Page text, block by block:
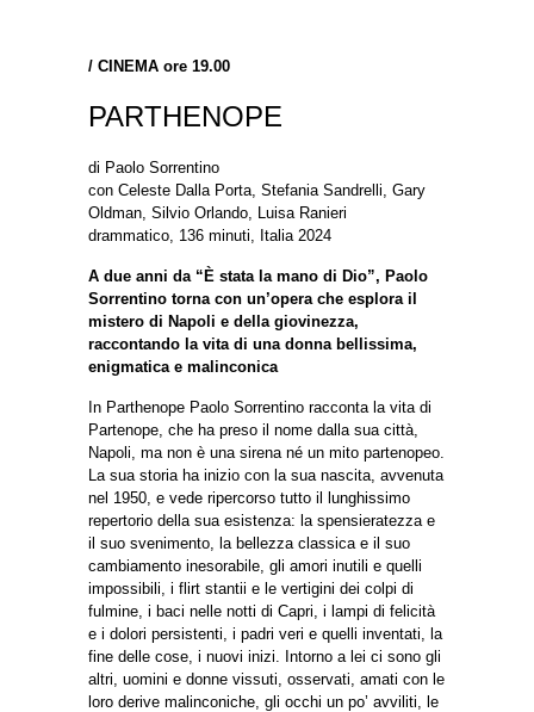
/ CINEMA ore 19.00
PARTHENOPE
di Paolo Sorrentino
con Celeste Dalla Porta, Stefania Sandrelli, Gary
Oldman, Silvio Orlando, Luisa Ranieri
drammatico, 136 minuti, Italia 2024
A due anni da “È stata la mano di Dio”, Paolo
Sorrentino torna con un’opera che esplora il
mistero di Napoli e della giovinezza,
raccontando la vita di una donna bellissima,
enigmatica e malinconica
In Parthenope Paolo Sorrentino racconta la vita di
Partenope, che ha preso il nome dalla sua città,
Napoli, ma non è una sirena né un mito partenopeo.
La sua storia ha inizio con la sua nascita, avvenuta
nel 1950, e vede ripercorso tutto il lunghissimo
repertorio della sua esistenza: la spensieratezza e
il suo svenimento, la bellezza classica e il suo
cambiamento inesorabile, gli amori inutili e quelli
impossibili, i flirt stantii e le vertigini dei colpi di
fulmine, i baci nelle notti di Capri, i lampi di felicità
e i dolori persistenti, i padri veri e quelli inventati, la
fine delle cose, i nuovi inizi. Intorno a lei ci sono gli
altri, uomini e donne vissuti, osservati, amati con le
loro derive malinconiche, gli occhi un po’ avviliti, le